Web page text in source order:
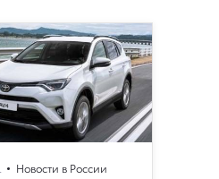
Новости в России